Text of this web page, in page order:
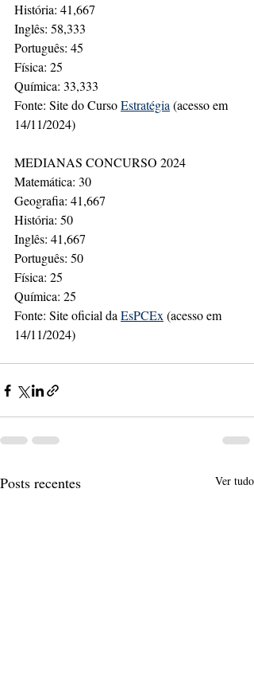
História: 41,667
Inglês: 58,333
Português: 45
Física: 25
Química: 33,333
Fonte: Site do Curso Estratégia (acesso em
14/11/2024)
MEDIANAS CONCURSO 2024
Matemática: 30
Geografia: 41,667
História: 50
Inglês: 41,667
Português: 50
Física: 25
Química: 25
Fonte: Site oficial da EsPCEx (acesso em
14/11/2024)
Posts recentes Ver tudo